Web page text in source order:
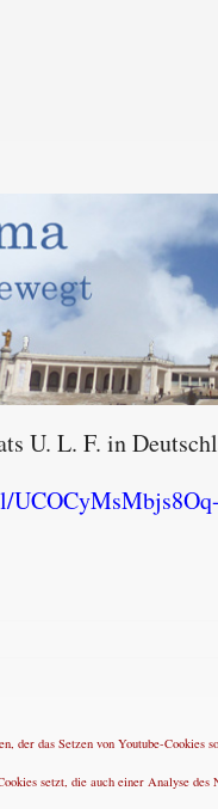
U. L. F. in
der das Setzen von Youtube-
setzt, die auch einer Analyse